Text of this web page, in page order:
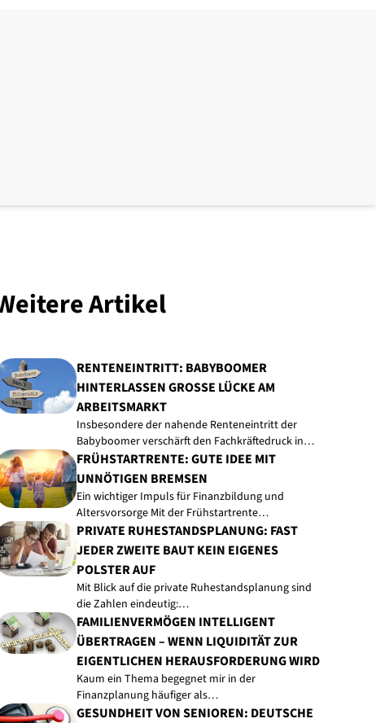
Artikel
RENTENEINTRITT: BABYBOOMER
HINTERLASSEN GROSSE LÜCKE AM A
RBEITSMARKT
Insbesondere der nahende Renteneintritt der
Babyboomer verschärft den Fachkräftedruck in…
FRÜHSTARTRENTE: GUTE IDEE MIT
UNNÖTIGEN BREMSEN
Ein wichtiger Impuls für Finanzbildung und
Altersvorsorge Mit der Frühstartrente…
PRIVATE RUHESTANDSPLANUNG: FAST
JEDER ZWEITE BAUT KEIN EIGENES
POLSTER AUF
Mit Blick auf die private Ruhestandsplanung sind
die Zahlen eindeutig:…
FAMILIENVERMÖGEN INTELLIGENT
ÜBERTRAGEN – WENN LIQUIDITÄT ZUR
EIGENTLICHEN HERAUSFORDERUNG WIRD
Kaum ein Thema begegnet mir in der
Finanzplanung häufiger als…
GESUNDHEIT VON SENIOREN: DEUTSCHE